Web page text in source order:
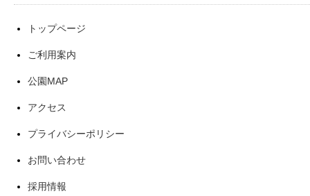
トップページ
ご利用案内
公園MAP
アクセス
プライバシーポリシー
お問い合わせ
採用情報